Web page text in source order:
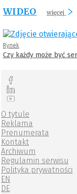
WIDEO więcej
Rynek
Czy każdy może być
O tytule
Reklama
Prenumerata
Kontakt
Archiwum
Regulamin serwisu
Polityka prywatności
EN
DE